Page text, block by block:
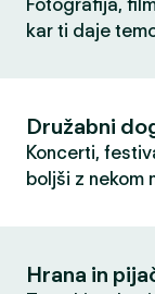
Fotografija,
kar ti daje
Družabni
Koncerti,
boljši z nekom
Hrana in